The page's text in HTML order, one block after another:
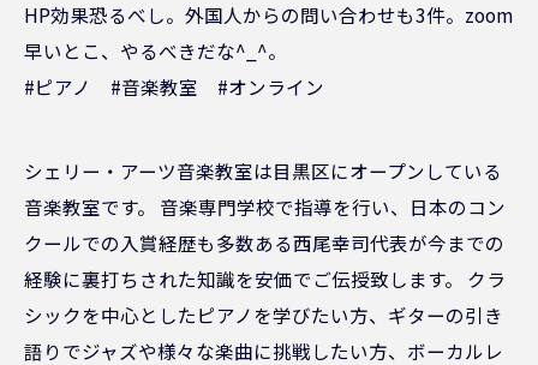
HP効果恐るべし。外国人からの問い合わせも3件。zoom
早いとこ、やるべきだな^_^。
#ピアノ #音楽教室 #オンライン
シェリー・アーツ音楽教室は目黒区にオープンしている
音楽教室です。 音楽専門学校で指導を行い、日本のコン
クールでの入賞経歴も多数ある西尾幸司代表が今までの
経験に裏打ちされた知識を安価でご伝授致します。 クラ
シックを中心としたピアノを学びたい方、ギターの引き
語りでジャズや様々な楽曲に挑戦したい方、ボーカルレ